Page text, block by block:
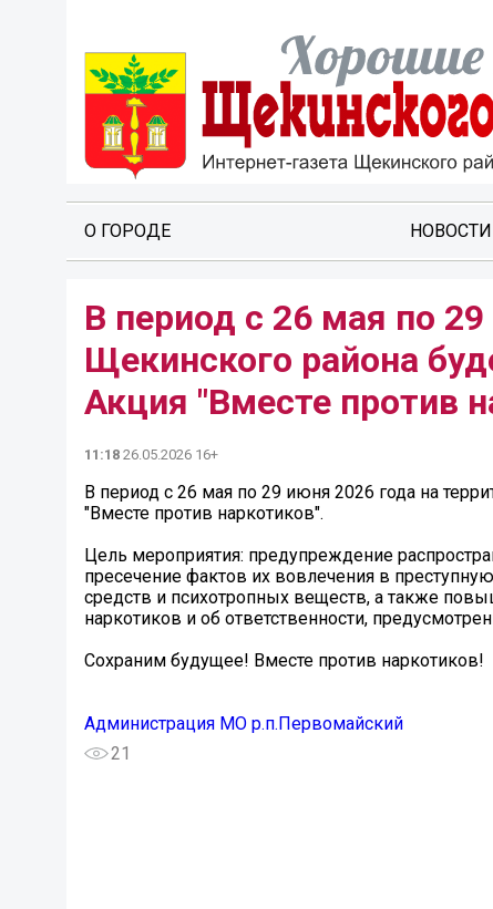
О ГОРОДЕ НОВОСТИ
В период с 26 мая по
Щекинского района
Акция "Вместе против
11:18 26.05.2026 16+
В период с 26 мая по 29 июня 2026 года на
"Вместе против наркотиков".
Цель мероприятия: предупреждение
пресечение фактов их вовлечения в
средств и психотропных веществ, а также
наркотиков и об ответственности,
Сохраним будущее! Вместе против наркотиков!
Администрация МО р.п.Первомайский
21